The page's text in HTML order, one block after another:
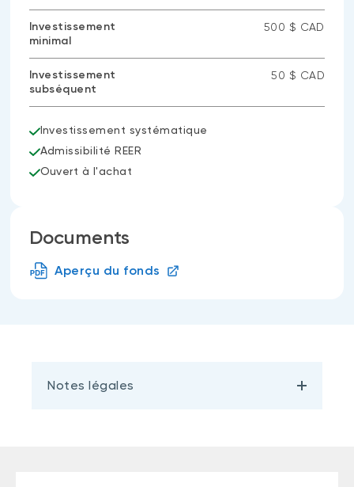
Investissement
minimal
500 $ CAD
Investissement
subséquent
50 $ CAD
Investissement systématique
Admissibilité REER
Ouvert à l'achat
Documents
Aperçu du fonds
Notes légales